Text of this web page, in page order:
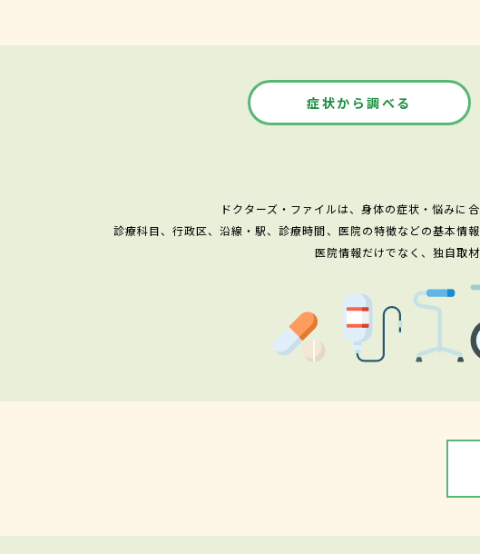
症状から調べる
ドクターズ・ファイルは、身体の症状・悩みに
診療科目、行政区、沿線・駅、診療時間、医院の特徴などの基本情
医院情報だけでなく、独自取